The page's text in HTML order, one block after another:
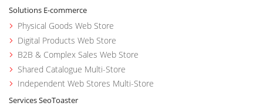
Solutions E-commerce
Physical Goods Web Store
Digital Products Web Store
B2B & Complex Sales Web Store
Shared Catalogue Multi-Store
Independent Web Stores Multi-Store
Services SeoToaster